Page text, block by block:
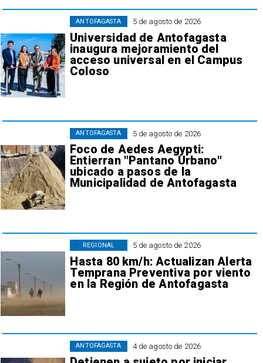
5 de agosto de 2026
Universidad de Antofagasta
inaugura mejoramiento del
acceso universal en el Campus
Coloso
ANTOFAGASTA
5 de agosto de 2026
Foco de Aedes Aegypti:
Entierran "Pantano Urbano"
ubicado a pasos de la
Municipalidad de Antofagasta
ANTOFAGASTA
5 de agosto de 2026
Hasta 80 km/h: Actualizan Alerta
Temprana Preventiva por viento
en la Región de Antofagasta
REGIONAL
4 de agosto de 2026
ANTOFAGASTA